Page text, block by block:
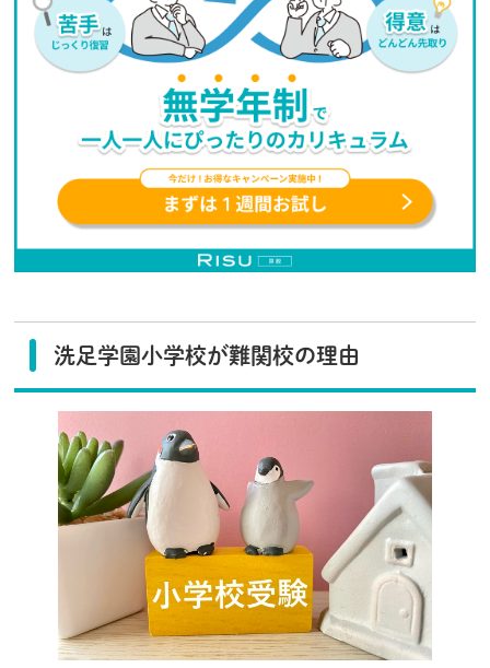
洗足学園小学校が難関校の理由